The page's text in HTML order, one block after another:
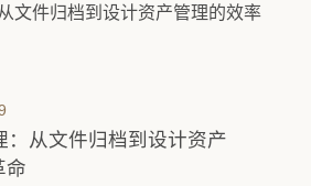
：从文件归档到设计资产
命